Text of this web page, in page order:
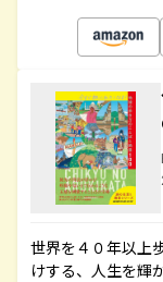
世界を４０年以上
けする、人生を輝